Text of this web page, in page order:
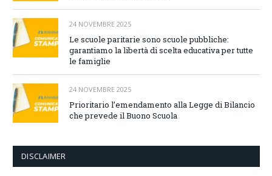
24 NOVEMBRE 2025
Le scuole paritarie sono scuole pubbliche:
garantiamo la libertà di scelta educativa per tutte
le famiglie
24 NOVEMBRE 2025
Prioritario l’emendamento alla Legge di Bilancio
che prevede il Buono Scuola
DISCLAIMER